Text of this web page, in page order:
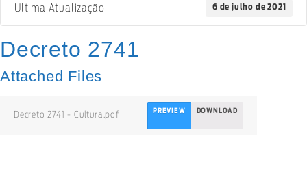
Ultima Atualização 6 de julho de 2021
Decreto 2741
Attached Files
Decreto 2741 - Cultura.pdf PREVIEW DOWNLOAD